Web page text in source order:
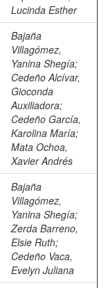
Lucinda Esther
Bajaña
Villagómez,
Yanina Shegía;
Cedeño Alcívar,
Gioconda
Auxiliadora;
Cedeño García,
Karolina María;
Mata Ochoa,
Xavier Andrés
Bajaña
Villagómez,
Yanina Shegía;
Zerda Barreno,
Elsie Ruth;
Cedeño Vaca,
Evelyn Juliana